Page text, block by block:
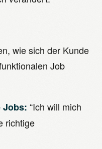
wie sich der Kunde
Job
Jobs: “Ich will mich
richtige